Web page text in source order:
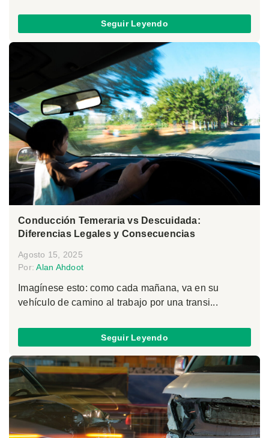
Seguir Leyendo
Conducción Temeraria vs Descuidada:
Diferencias Legales y Consecuencias
Agosto 15, 2025
Por:Alan Ahdoot
Imagínese esto: como cada mañana, va en su
vehículo de camino al trabajo por una transi...
Seguir Leyendo